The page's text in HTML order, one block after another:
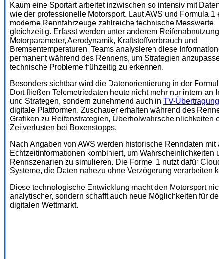
Kaum eine Sportart arbeitet inzwischen so intensiv mit
wie der professionelle Motorsport. Laut AWS und Formula 1
moderne Rennfahrzeuge zahlreiche technische Messwerte
gleichzeitig. Erfasst werden unter anderem
Motorparameter, Aerodynamik, Kraftstoffverbrauch und
Bremsentemperaturen. Teams analysieren diese
permanent während des Rennens, um Strategien
technische Probleme frühzeitig zu erkennen.
Besonders sichtbar wird die Datenorientierung in der
Dort fließen Telemetriedaten heute nicht mehr nur intern an
und Strategen, sondern zunehmend auch in TV-
digitale Plattformen. Zuschauer erhalten während des
Grafiken zu Reifenstrategien, Überholwahrscheinlichkeiten
Zeitverlusten bei Boxenstopps.
Nach Angaben von AWS werden historische Renndaten mit
Echtzeitinformationen kombiniert, um Wahrscheinlichkeiten
Rennszenarien zu simulieren. Die Formel 1 nutzt dafür
Systeme, die Daten nahezu ohne Verzögerung verarbeiten
Diese technologische Entwicklung macht den Motorsport
analytischer, sondern schafft auch neue Möglichkeiten für
digitalen Wettmarkt.